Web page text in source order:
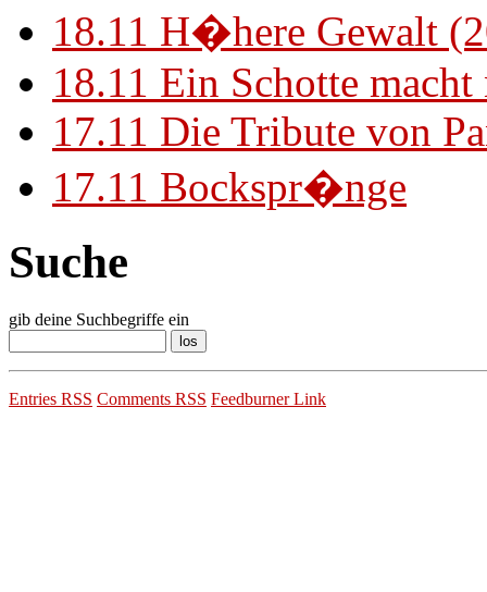
18.11 H�here Gewalt
18.11 Ein Schotte
17.11 Die Tribute von
17.11 Bockspr�nge
Suche
gib deine Suchbegriffe ein
Entries RSS Comments RSS Feedburner Link